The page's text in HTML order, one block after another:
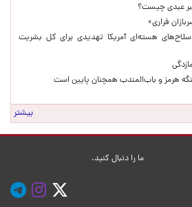
عبدی چیست؟
فراری»
سلاح‌های هسته‌ای آمریکا تهدیدی برای کل بشریت
هرمز و باب‌المندب همچنان پایین است
بیشتر
ما را دنبال کنید.